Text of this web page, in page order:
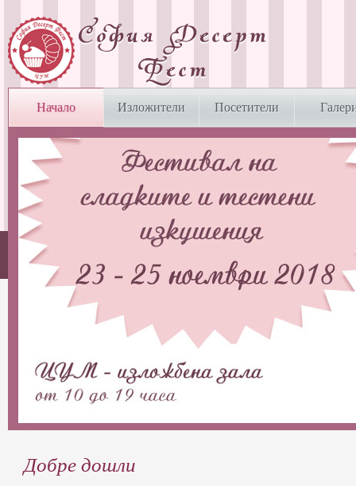
Начало Изложители Посетители
Добре дошли